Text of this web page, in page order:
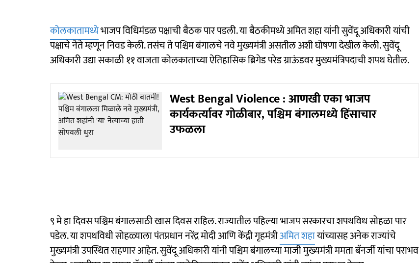
कोलकातामध्येभाजप विधिमंडळ पक्षाची बैठक पार पडली. या बैठकीमध्ये अमित शहा यांनी सुवेंदू अधिकारी यांची
पक्षाचे नेते म्हणून निवड केली. तसंच ते पश्चिम बंगालचे नवे मुख्यमंत्री असतील अशी घोषणा देखील केली. सुवेंदू
अधिकारी उद्या सकाळी ११ वाजता कोलकाताच्या ऐतिहासिक ब्रिगेड परेड ग्राऊंडवर मुख्यमंत्रिपदाची शपथ घेतील.
West Bengal Violence : आणखी एका भाजप
कार्यकर्त्यावर गोळीबार, पश्चिम बंगालमध्ये हिंसाचार
उफळला
९ मे हा दिवस पश्चिम बंगालसाठी खास दिवस राहिल. राज्यातील पहिल्या भाजप सरकारचा शपथविध सोहळा पार
पडेल. या शपथविधी सोहळ्याला पंतप्रधान नरेंद्र मोदी आणि केंद्री गृहमंत्रीअमित शहायांच्यासह अनेक राज्यांचे
मुख्यमंत्री उपस्थित राहणार आहेत. सुवेंदू अधिकारी यांनी पश्चिम बंगालच्या माजी मुख्यमंत्री ममता बॅनर्जी यांचा पराभव